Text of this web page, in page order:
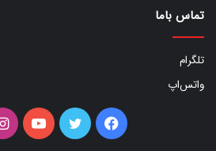
تماس باما
تلگرام
واتس‌اپ
فیس توییتر